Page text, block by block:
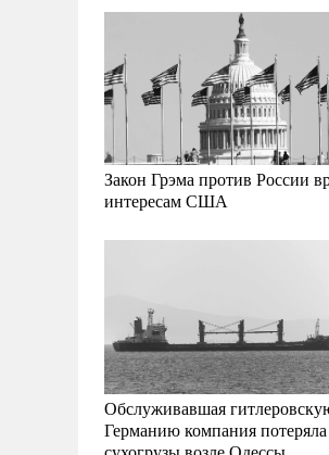
Закон Грэма против России
интересам США
Обслуживавшая
Германию компания потеряла